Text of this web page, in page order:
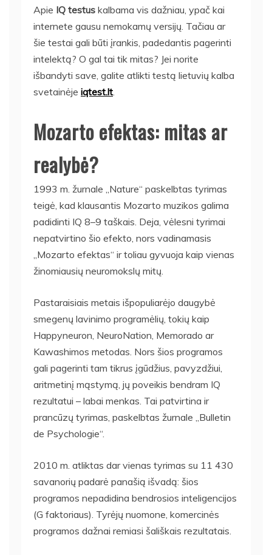
Apie IQ testus kalbama vis dažniau, ypač kai
internete gausu nemokamų versijų. Tačiau ar
šie testai gali būti įrankis, padedantis pagerinti
intelektą? O gal tai tik mitas? Jei norite
išbandyti save, galite atlikti testą lietuvių kalba
svetainėje iqtest.lt
Mozarto efektas: mitas ar
realybė?
1993 m. žurnale „Nature“ paskelbtas tyrimas
teigė, kad klausantis Mozarto muzikos galima
padidinti IQ 8–9 taškais. Deja, vėlesni tyrimai
nepatvirtino šio efekto, nors vadinamasis
„Mozarto efektas“ ir toliau gyvuoja kaip vienas
žinomiausių neuromokslų mitų.
Pastaraisiais metais išpopuliarėjo daugybė
smegenų lavinimo programėlių, tokių kaip
Happyneuron, NeuroNation, Memorado ar
Kawashimos metodas. Nors šios programos
gali pagerinti tam tikrus įgūdžius, pavyzdžiui,
aritmetinį mąstymą, jų poveikis bendram IQ
rezultatui – labai menkas. Tai patvirtina ir
prancūzų tyrimas, paskelbtas žurnale „Bulletin
de Psychologie“.
2010 m. atliktas dar vienas tyrimas su 11 430
savanorių padarė panašią išvadą: šios
programos nepadidina bendrosios inteligencijos
(G faktoriaus). Tyrėjų nuomone, komercinės
programos dažnai remiasi šališkais rezultatais.